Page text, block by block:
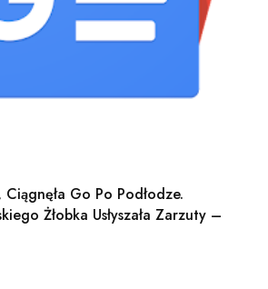
Go Po Podłodze.
Żłobka Usłyszała Zarzuty –